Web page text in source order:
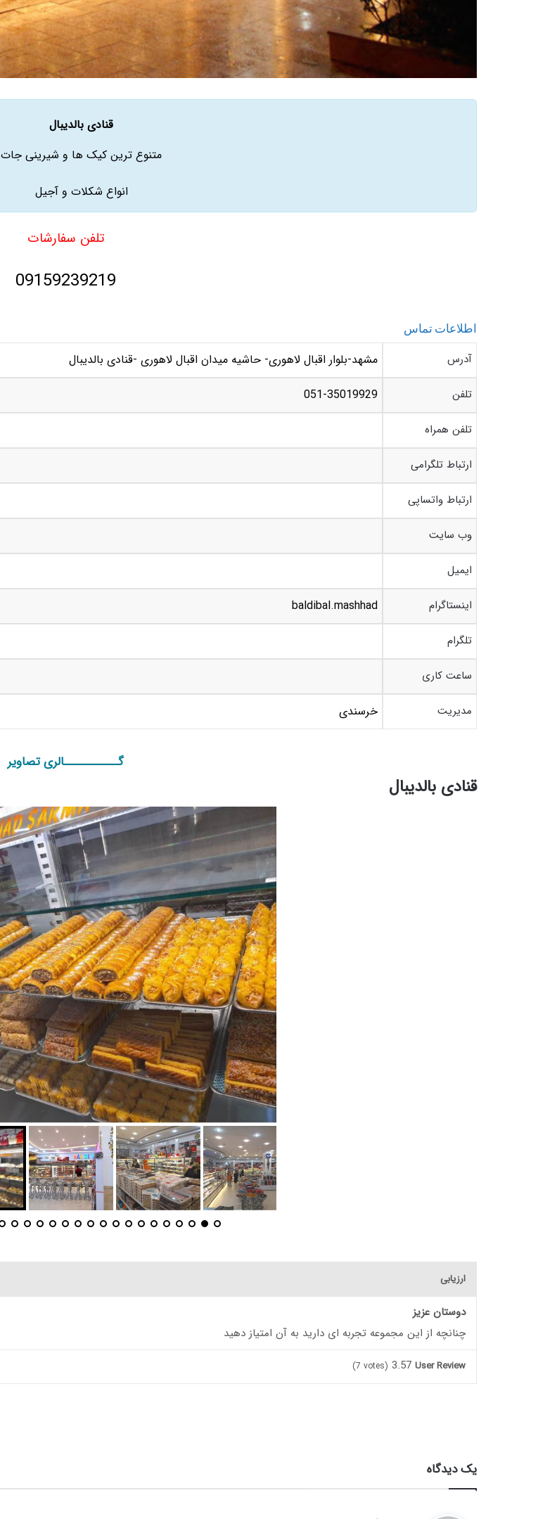
قنادی بالدیبال
متنوع ترین کیک ها و شیرینی جات
انواع شکلات و آجیل
تلفن سفارشات
09159239219
اطلاعات تماس
آدرس مشهد-بلوار اقبال لاهوری- حاشیه میدان اقبال لاهوری -قنادی بالدیبال
تلفن 051-35019929
تلفن همراه
ارتباط تلگرامی
ارتباط واتساپی
وب سایت
ایمیل
اینستاگرام baldibal.mashhad
تلگرام
ساعت کاری
مدیریت خرسندی
گـــــــــــالری تصاویر
قنادی بالدیبال
ارزیابی
دوستان عزیز
چنانچه از این مجموعه تجربه ای دارید به آن امتیاز دهید
User Review
3.57
(7 votes)
یک دیدگاه